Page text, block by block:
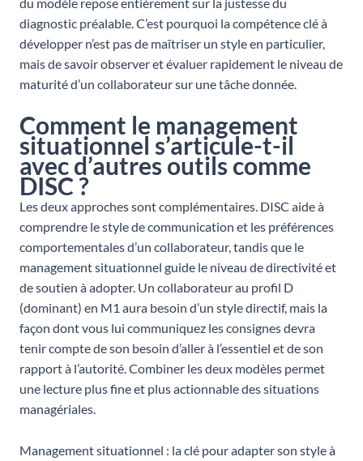
du modèle repose entièrement sur la justesse du
diagnostic préalable. C’est pourquoi la compétence clé à
développer n’est pas de maîtriser un style en particulier,
mais de savoir observer et évaluer rapidement le niveau de
maturité d’un collaborateur sur une tâche donnée.
Comment le management
situationnel s’articule-t-il
avec d’autres outils comme
DISC ?
Les deux approches sont complémentaires. DISC aide à
comprendre le style de communication et les préférences
comportementales d’un collaborateur, tandis que le
management situationnel guide le niveau de directivité et
de soutien à adopter. Un collaborateur au profil D
(dominant) en M1 aura besoin d’un style directif, mais la
façon dont vous lui communiquez les consignes devra
tenir compte de son besoin d’aller à l’essentiel et de son
rapport à l’autorité. Combiner les deux modèles permet
une lecture plus fine et plus actionnable des situations
managériales.
Management situationnel : la clé pour adapter son style à